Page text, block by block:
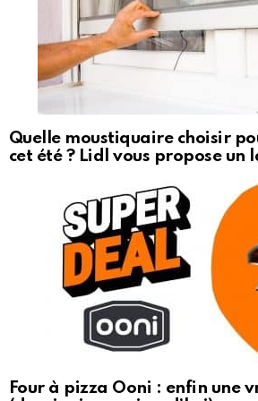
Quelle moustiquaire choisir
cet été ? Lidl vous propose un
Four à pizza Ooni : enfin une